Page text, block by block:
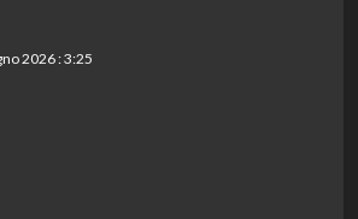
2026 : 3:25